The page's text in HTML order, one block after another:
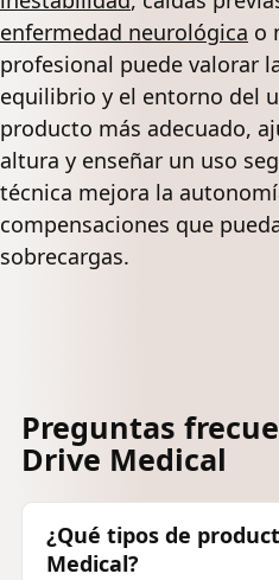
enfermedad neurológica o
profesional puede valorar
equilibrio y el entorno del
producto más adecuado,
altura y enseñar un uso
técnica mejora la
compensaciones que
sobrecargas.
Preguntas
Drive Medical
¿Qué tipos de
Medical?